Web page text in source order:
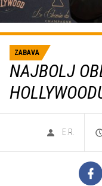
ZABAVA
NAJBOLJ
E.R.